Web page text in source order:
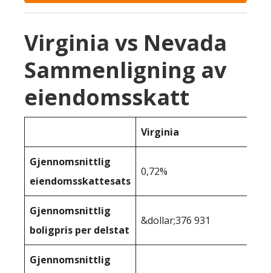
Virginia vs Nevada
Sammenligning av
eiendomsskatt
Virginia
Gjennomsnittlig
eiendomsskattesats
0,72%
Gjennomsnittlig
boligpris per delstat
&dollar;376 931
Gjennomsnittlig